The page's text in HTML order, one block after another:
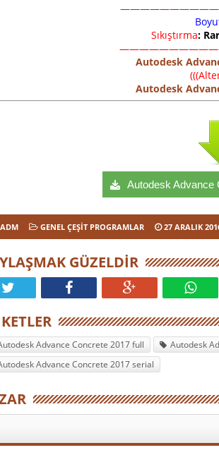
Sıkıştırma:
Autodesk
Autodesk
Autodesk Advance
ADM GENEL ÇEŞIT PROGRAMLAR 27 ARALIK
GÜZELDIR
Advance Concrete 2017 full
Autodesk
Advance Concrete 2017 serial